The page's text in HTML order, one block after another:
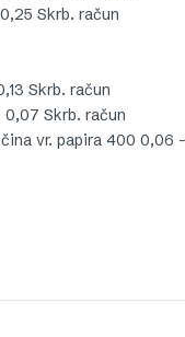
0,25 Skrb. račun
Skrb. račun
0,07 Skrb. račun
vr. papira 400 0,06 –